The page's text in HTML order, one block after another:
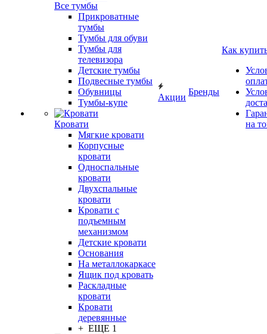
Все тумбы
Прикроватные
тумбы
Тумбы для обуви
Тумбы для
телевизора
Детские тумбы
Подвесные тумбы
Обувницы
Тумбы-купе
Кровати
Мягкие кровати
Корпусные
кровати
Односпальные
кровати
Двухспальные
кровати
Кровати с
подъемным
механизмом
Детские кровати
Основания
На металлокаркасе
Ящик под кровать
Раскладные
кровати
Кровати
деревянные
+ ЕЩЕ 1
Акции
Бренды
Как
на